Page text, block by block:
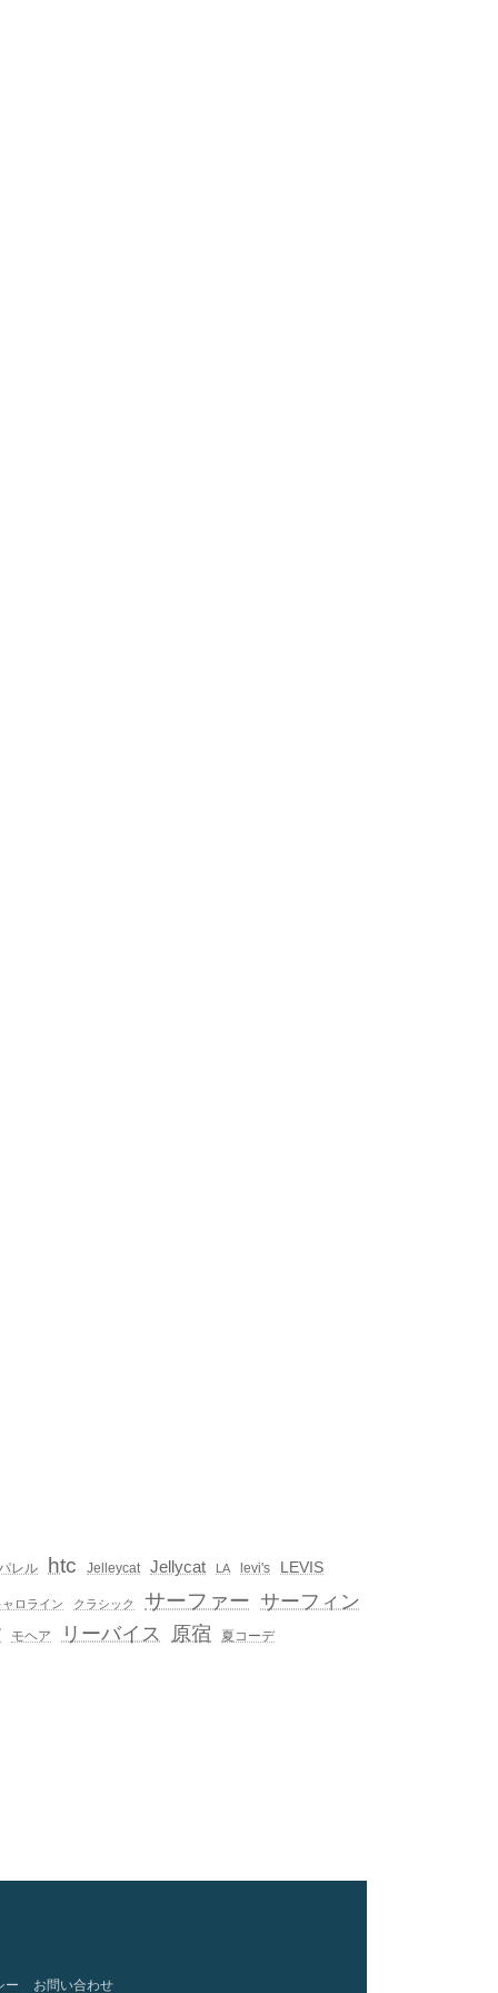
レル htc Jelleycat Jellycat LA levi's
LEVIS
ャロライン クラシック サーファー サーフィン
モヘア リーバイス 原宿 夏コーデ
ー お問い合わせ